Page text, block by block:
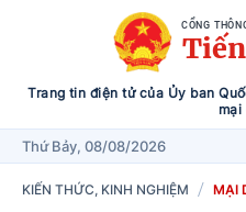
CỔNG
Trang tin điện tử của Ủy ban
mại
Thứ Bảy, 08/08/2026
KIẾN THỨC, KINH NGHIỆM MẠI